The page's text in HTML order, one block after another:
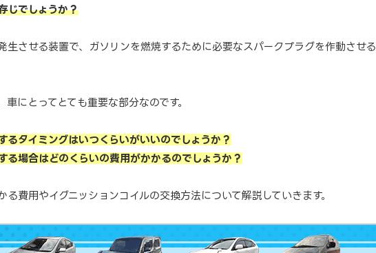
じでしょうか？
生させる装置で、ガソリンを燃焼するために必要なスパークプラグを作動させる
にとってとても重要な部分なのです。
るタイミングはいつくらいがいいのでしょうか？
る場合はどのくらいの費用がかかるのでしょうか？
費用やイグニッションコイルの交換方法について解説していきます。